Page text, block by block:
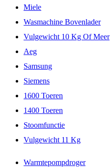
Miele
Wasmachine Bovenlader
Vulgewicht 10 Kg Of Meer
Aeg
Samsung
Siemens
1600 Toeren
1400 Toeren
Stoomfunctie
Vulgewicht 11 Kg
Warmtepompdroger